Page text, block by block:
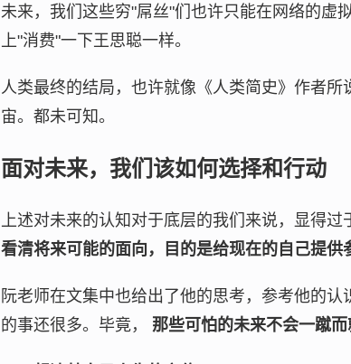
未来，我们这些穷"屌丝"们也许只能在网络的虚
上"消费"一下王思聪一样。
人类最终的结局，也许就像《人类简史》作者
宙。都未可知。
面对未来，我们该如何选择和行动
上述对未来的认知对于底层的我们来说，显得
看清将来可能的面向，目的是给现在的自己提供
阮老师在文集中也给出了他的思考，参考他的
的事还很多。毕竟， 那些可怕的未来不会一蹴